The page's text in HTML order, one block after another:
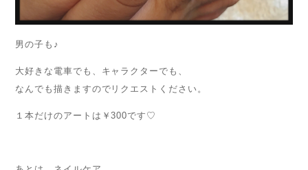
男の子も♪
大好きな電車でも、キャラクターでも、
なんでも描きますのでリクエストください。
１本だけのアートは￥300です♡